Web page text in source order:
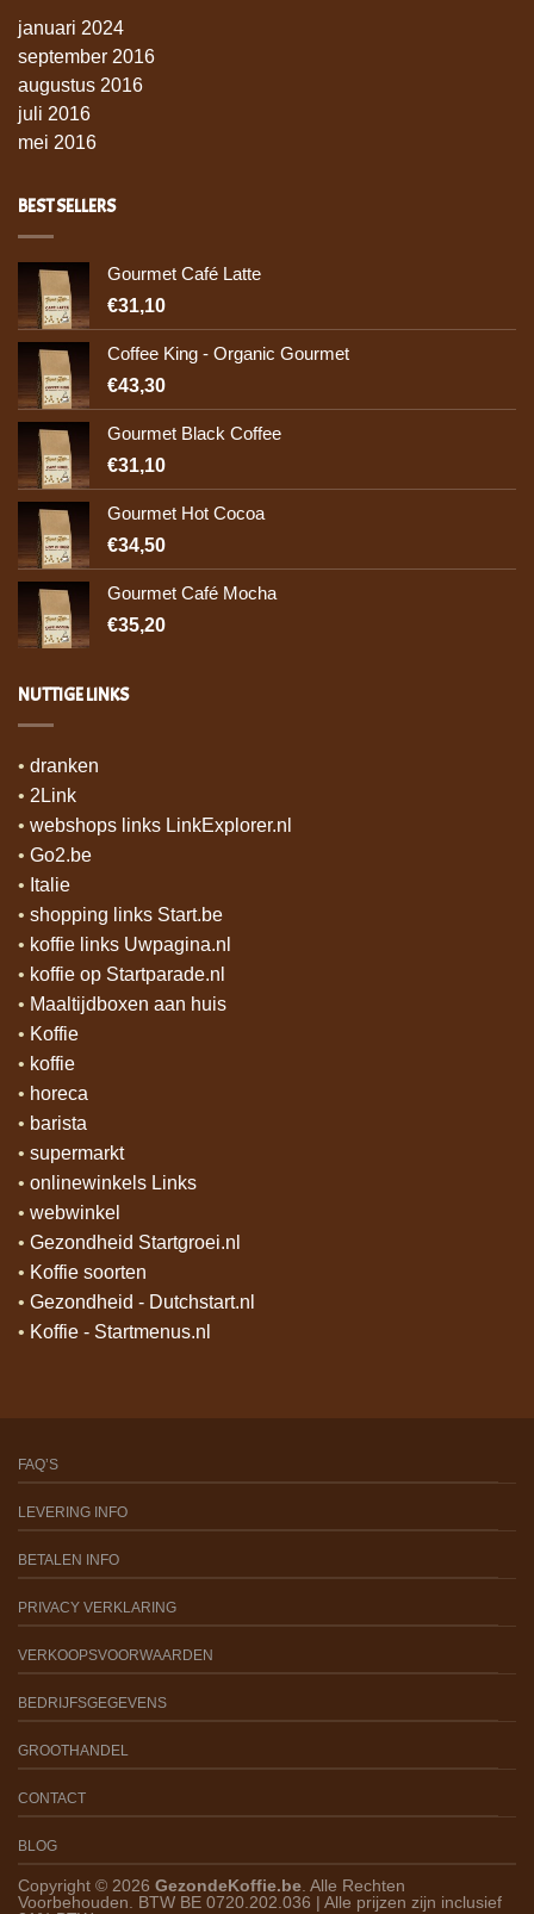
januari 2024
september 2016
augustus 2016
juli 2016
mei 2016
BEST SELLERS
Gourmet Café Latte
€31,10
Coffee King - Organic Gourmet
€43,30
Gourmet Black Coffee
€31,10
Gourmet Hot Cocoa
€34,50
Gourmet Café Mocha
€35,20
NUTTIGE LINKS
• dranken
• 2Link
• webshops links LinkExplorer.nl
• Go2.be
• Italie
• shopping links Start.be
• koffie links Uwpagina.nl
• koffie op Startparade.nl
• Maaltijdboxen aan huis
• Koffie
• koffie
• horeca
• barista
• supermarkt
• onlinewinkels Links
• webwinkel
• Gezondheid Startgroei.nl
• Koffie soorten
• Gezondheid - Dutchstart.nl
• Koffie - Startmenus.nl
FAQ’S
LEVERING INFO
BETALEN INFO
PRIVACY VERKLARING
VERKOOPSVOORWAARDEN
BEDRIJFSGEGEVENS
GROOTHANDEL
CONTACT
BLOG
Copyright © 2026 GezondeKoffie.be. Alle Rechten
Voorbehouden. BTW BE 0720.202.036 | Alle prijzen zijn inclusief